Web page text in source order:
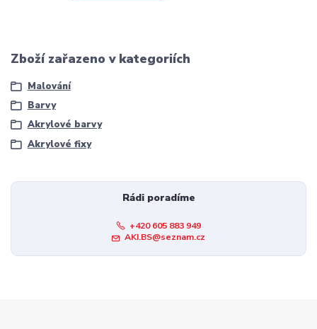
Zboží zařazeno v kategoriích
Malování
Barvy
Akrylové barvy
Akrylové fixy
Rádi poradíme
+420 605 883 949
AKI.BS@seznam.cz